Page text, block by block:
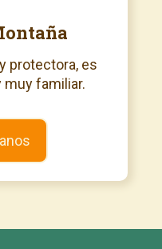
protectora, es
familiar.